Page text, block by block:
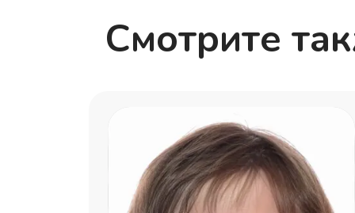
Смотрите